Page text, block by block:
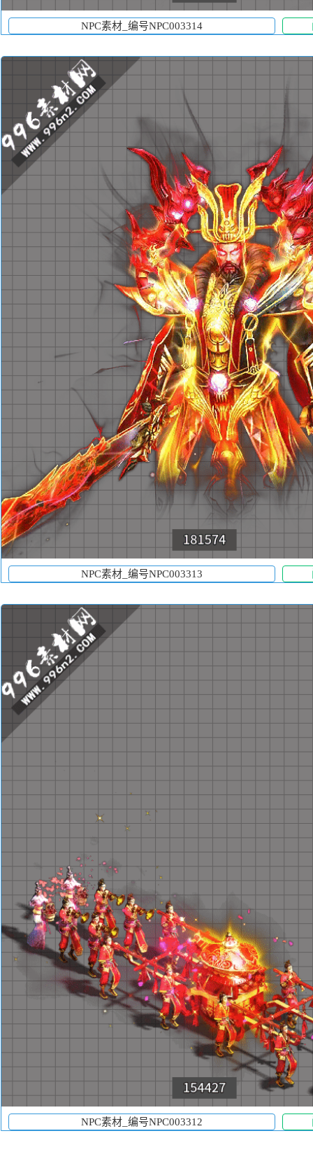
NPC素材_编号NPC003314
NPC素材_编号NPC003313
NPC素材_编号NPC003312